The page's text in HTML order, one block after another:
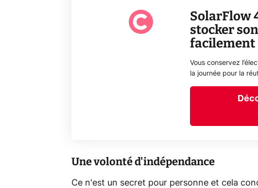
SolarFlow
stocker
facilement
Vous conservez
la journée pour la
Une volonté d'indépendance
Ce n'est un secret pour personne et cela